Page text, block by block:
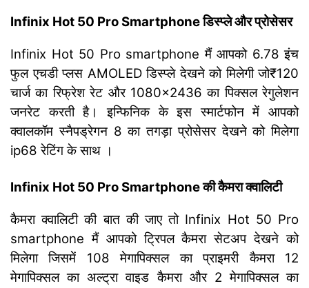
Infinix Hot 50 Pro Smartphone डिस्प्ले और प्रोसेसर
Infinix Hot 50 Pro smartphone मैं आपको 6.78 इंच
फुल एचडी प्लस AMOLED डिस्प्ले देखने को मिलेगी जो₹120
चार्ज का रिफ्रेश रेट और 1080×2436 का पिक्सल रेगुलेशन
जनरेट करती है। इन्फिनिक के इस स्मार्टफोन में आपको
क्वालकॉम स्नैपड्रेगन 8 का तगड़ा प्रोसेसर देखने को मिलेगा
ip68 रेटिंग के साथ ।
Infinix Hot 50 Pro Smartphone की कैमरा क्वालिटी
कैमरा क्वालिटी की बात की जाए तो Infinix Hot 50 Pro
smartphone मैं आपको ट्रिपल कैमरा सेटअप देखने को
मिलेगा जिसमें 108 मेगापिक्सल का प्राइमरी कैमरा 12
मेगापिक्सल का अल्ट्रा वाइड कैमरा और 2 मेगापिक्सल का